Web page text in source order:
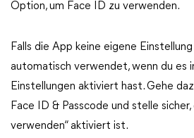
Option, um Face ID zu verwenden.
Falls die App keine eigene
automatisch verwendet, wenn du es
Einstellungen aktiviert hast. Gehe
Face ID & Passcode und stelle sicher,
verwenden“ aktiviert ist.